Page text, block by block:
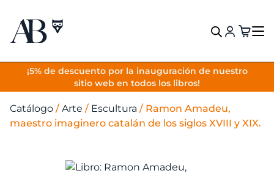
¡5% de descuento por la inauguración de nuestro
sitio web en todos los libros!
VOLVER
Catálogo / Arte / Escultura / Ramon Amadeu,
maestro imaginero catalán de los siglos XVIII y XIX.